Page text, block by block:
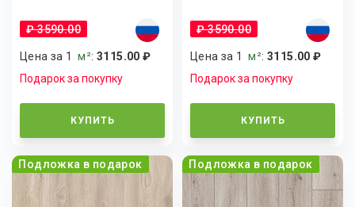
₽ 3590.00
Цена за 1м²:3115.00 ₽
Подарок за покупку
КУПИТЬ
₽ 3590.00
Цена за 1м²:3115.00 ₽
Подарок за покупку
КУПИТЬ
Подложка в подарок Подложка в подарок